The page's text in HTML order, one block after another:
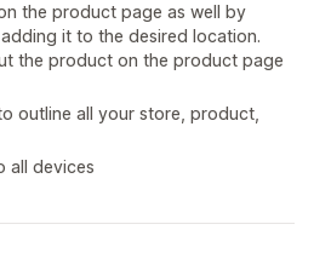
the product page as well by
it to the desired location.
the product on the product page
outline all your store, product,
all devices